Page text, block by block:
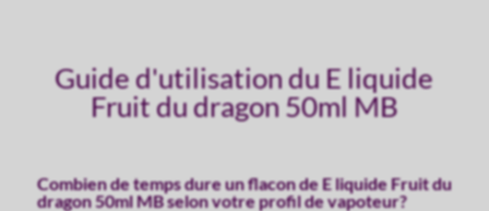
Guide d'utilisation du E liquide
Fruit du dragon 50ml MB
Combien de temps dure un flacon de E liquide Fruit du
dragon 50ml MB selon votre profil de vapoteur?